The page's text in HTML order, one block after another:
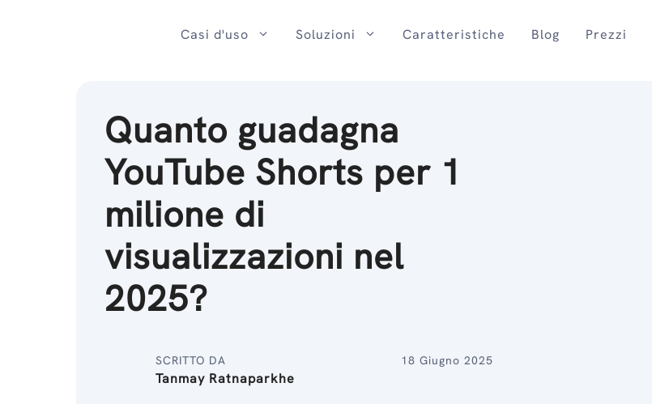
Casi d'uso Soluzioni Caratteristiche Blog Prezzi
Quanto guadagna
YouTube Shorts per 1
milione di
visualizzazioni nel
2025?
SCRITTO DA
Tanmay Ratnaparkhe
18 Giugno 2025